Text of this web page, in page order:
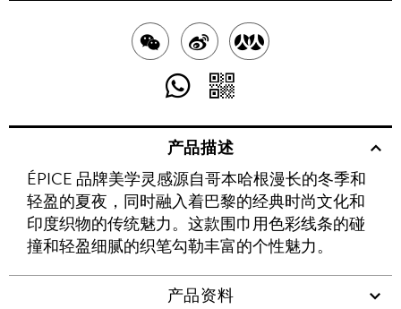
分
享
WECHAT
分
享
WEIBO
分
分
享
至
WHATSAPP
享
维
码
产品描述
ÉPICE 品牌美学灵感源自哥本哈根漫长的冬季和
轻盈的夏夜，同时融入着巴黎的经典时尚文化和
印度织物的传统魅力。这款围巾用色彩线条的碰
撞和轻盈细腻的织笔勾勒丰富的个性魅力。
产品资料